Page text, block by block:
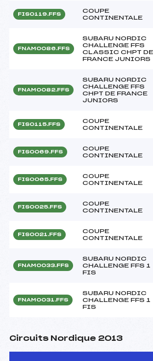
FIS0119.FFS
COUPE
CONTINENTALE
FNAM0086.FFS
SUBARU NORDIC
CHALLENGE FFS
CLASSIC CHPT DE
FRANCE JUNIORS
FNAM0082.FFS
SUBARU NORDIC
CHALLENGE FFS
CHPT DE FRANCE
JUNIORS
FIS0115.FFS
COUPE
CONTINENTALE
FIS0069.FFS
COUPE
CONTINENTALE
FIS0065.FFS
COUPE
CONTINENTALE
FIS0025.FFS
COUPE
CONTINENTALE
FIS0021.FFS
COUPE
CONTINENTALE
FNAM0033.FFS
SUBARU NORDIC
CHALLENGE FFS 1
FIS
FNAM0031.FFS
SUBARU NORDIC
CHALLENGE FFS 1
FIS
Circuits Nordique 2013